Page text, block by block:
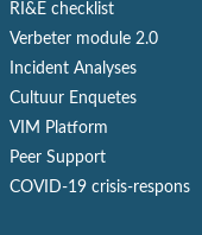
RI&E checklist
Verbeter module 2.0
Incident Analyses
Cultuur Enquetes
VIM Platform
Peer Support
COVID-19 crisis-respons